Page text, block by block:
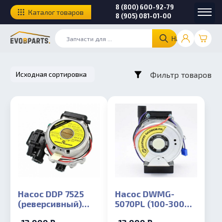
Найти
8 (800) 600-92-79
8 (905) 081-01-00
Каталог товаров
Фильтр товаров
Насос DDP 7525
(реверсивный)
Насос DWMG-
5070PL (100-300